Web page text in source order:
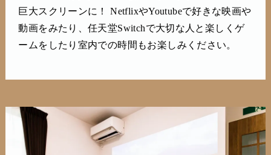
巨大スクリーンに！ NetflixやYoutubeで好きな映画や
動画をみたり、任天堂Switchで大切な人と楽しくゲ
ームをしたり室内での時間もお楽しみください。